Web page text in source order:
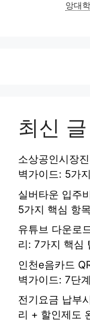
앙대
최신 글
소상공인시장
벽가이드: 5가
실버타운 입주
5가지 핵심 항
유튜브 다운로
리: 7가지 핵심
인천e음카드
벽가이드: 7단
전기요금 납부
리 + 할인제도